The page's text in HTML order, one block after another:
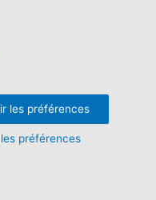
les préférences
préférences